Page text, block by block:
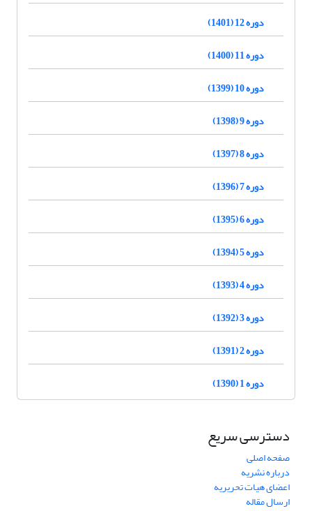
دوره 12 (1401)
دوره 11 (1400)
دوره 10 (1399)
دوره 9 (1398)
دوره 8 (1397)
دوره 7 (1396)
دوره 6 (1395)
دوره 5 (1394)
دوره 4 (1393)
دوره 3 (1392)
دوره 2 (1391)
دوره 1 (1390)
دسترسی سریع
صفحه اصلی
درباره نشریه
اعضای هیات تحریریه
ارسال مقاله